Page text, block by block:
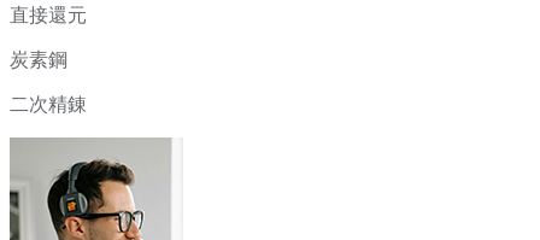
直接還元
炭素鋼
二次精錬